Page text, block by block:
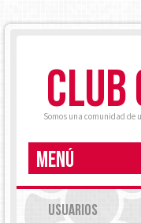
Somos una comunidad de
MENÚ
USUARIOS